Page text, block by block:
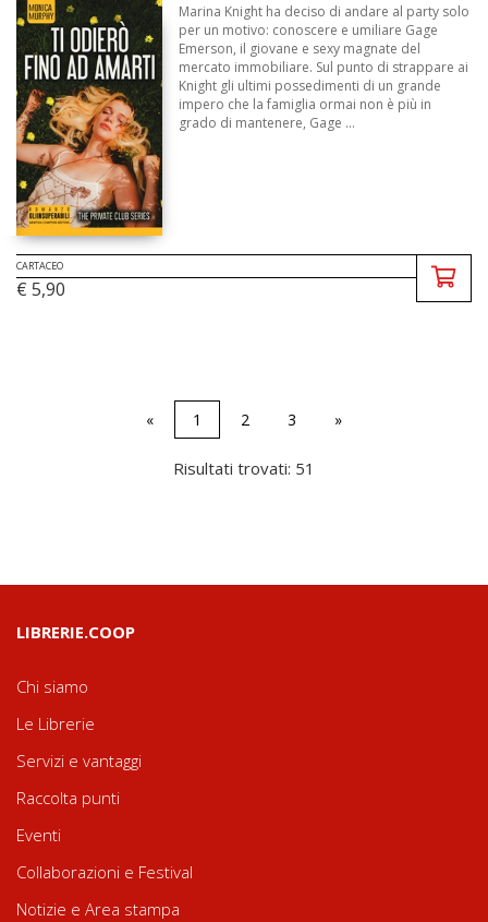
Marina Knight ha deciso di andare al party solo
per un motivo: conoscere e umiliare Gage
Emerson, il giovane e sexy magnate del
mercato immobiliare. Sul punto di strappare ai
Knight gli ultimi possedimenti di un grande
impero che la famiglia ormai non è più in
grado di mantenere, Gage ...
CARTACEO
€ 5,90
« 1 2 3 »
Risultati trovati: 51
LIBRERIE.COOP
Chi siamo
Le Librerie
Servizi e vantaggi
Raccolta punti
Eventi
Collaborazioni e Festival
Notizie e Area stampa